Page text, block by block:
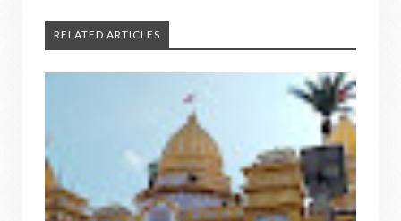
RELATED ARTICLES